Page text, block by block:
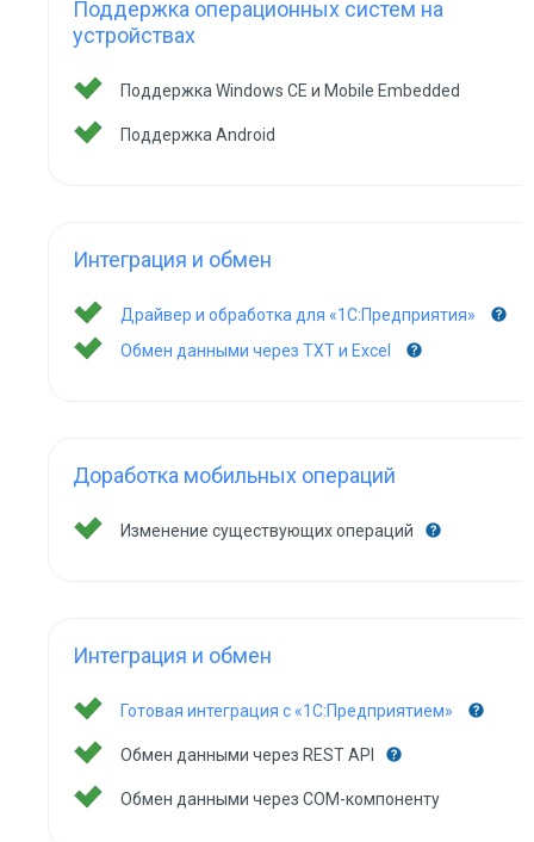
Поддержка операционных систем на
устройствах
Поддержка Windows CE и Mobile Embedded
Поддержка Android
Интеграция и обмен
Драйвер и обработка для «1С:Предприятия»
Обмен данными через TXT и Excel
Доработка мобильных операций
Изменение существующих операций
Интеграция и обмен
Готовая интеграция с «1С:Предприятием»
Обмен данными через REST API
Обмен данными через COM-компоненту